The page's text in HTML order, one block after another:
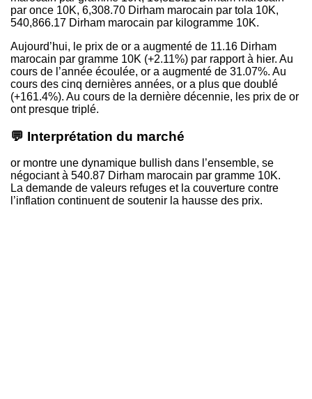
par once 10K, 6,308.70 Dirham marocain par tola 10K,
540,866.17 Dirham marocain par kilogramme 10K.
Aujourd’hui, le prix de or a augmenté de 11.16 Dirham
marocain par gramme 10K (+2.11%) par rapport à hier. Au
cours de l’année écoulée, or a augmenté de 31.07%. Au
cours des cinq dernières années, or a plus que doublé
(+161.4%). Au cours de la dernière décennie, les prix de or
ont presque triplé.
💬 Interprétation du marché
or montre une dynamique bullish dans l’ensemble, se
négociant à 540.87 Dirham marocain par gramme 10K.
La demande de valeurs refuges et la couverture contre
l’inflation continuent de soutenir la hausse des prix.